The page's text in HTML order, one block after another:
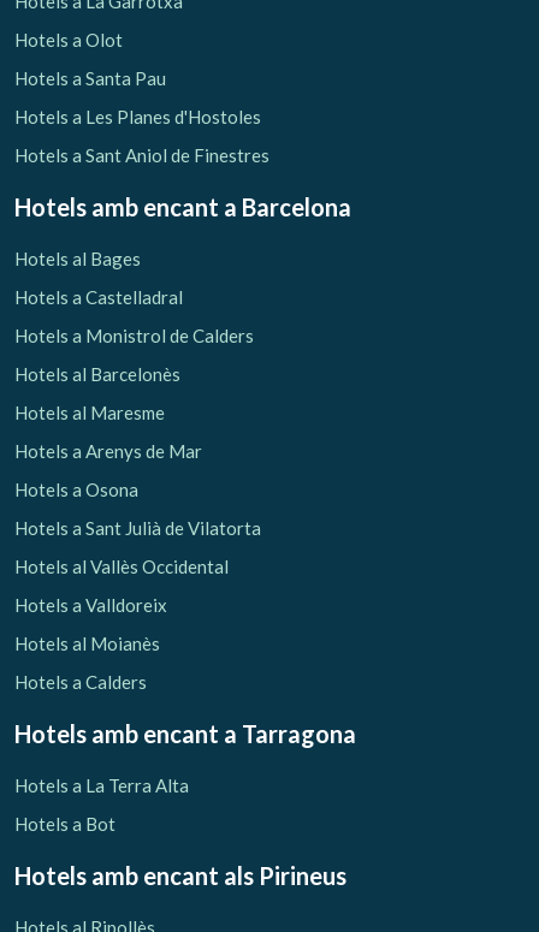
Gestionar la meva reserva
Verificar localitzador
Hotels a Olot
Hotels a Santa Pau
Hotels a Les Planes d'Hostoles
Hotels a Sant Aniol de Finestres
Hotels amb encant a Barcelona
Hotels al Bages
Hotels a Castelladral
Hotels a Monistrol de Calders
Hotels al Barcelonès
Hotels al Maresme
Hotels a Arenys de Mar
Hotels a Osona
Hotels a Sant Julià de Vilatorta
Hotels al Vallès Occidental
Hotels a Valldoreix
Hotels al Moianès
Hotels a Calders
Hotels amb encant a Tarragona
Hotels a La Terra Alta
Hotels a Bot
Hotels amb encant als Pirineus